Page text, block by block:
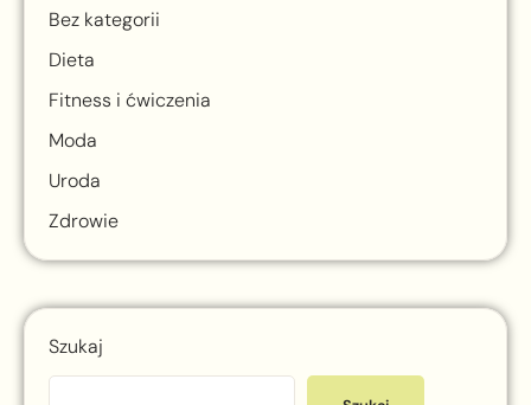
Bez kategorii
Dieta
Fitness i ćwiczenia
Moda
Uroda
Zdrowie
Szukaj